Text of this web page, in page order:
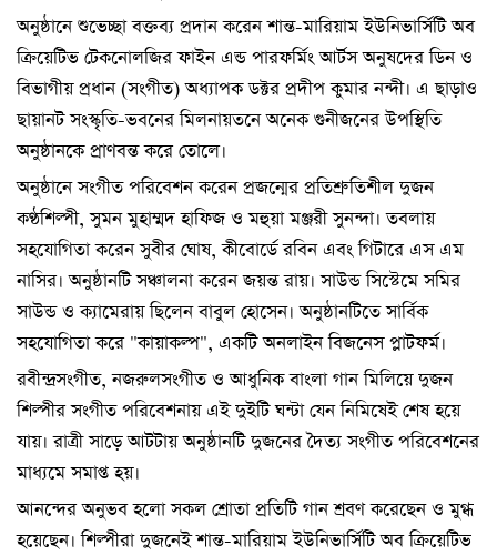
অনুষ্ঠানে শুভেচ্ছা বক্তব্য প্রদান করেন শান্ত-মারিয়াম ইউনিভার্সিটি অব
ক্রিয়েটিভ টেকনোলজির ফাইন এন্ড পারফর্মিং আর্টস অনুষদের ডিন ও
বিভাগীয় প্রধান (সংগীত) অধ্যাপক ডক্টর প্রদীপ কুমার নন্দী। এ ছাড়াও
ছায়ানট সংস্কৃতি-ভবনের মিলনায়তনে অনেক গুনীজনের উপস্থিতি
অনুষ্ঠানকে প্রাণবন্ত করে তোলে।
অনুষ্ঠানে সংগীত পরিবেশন করেন প্রজন্মের প্রতিশ্রুতিশীল দুজন
কণ্ঠশিল্পী, সুমন মুহাম্মদ হাফিজ ও মহুয়া মঞ্জরী সুনন্দা। তবলায়
সহযোগিতা করেন সুবীর ঘোষ, কীবোর্ডে রবিন এবং গিটারে এস এম
নাসির। অনুষ্ঠানটি সঞ্চালনা করেন জয়ন্ত রায়। সাউন্ড সিস্টেমে সমির
সাউন্ড ও ক্যামেরায় ছিলেন বাবুল হোসেন। অনুষ্ঠানটিতে সার্বিক
সহযোগিতা করে "কায়াকল্প", একটি অনলাইন বিজনেস প্লাটফর্ম।
রবীন্দ্রসংগীত, নজরুলসংগীত ও আধুনিক বাংলা গান মিলিয়ে দুজন
শিল্পীর সংগীত পরিবেশনায় এই দুইটি ঘন্টা যেন নিমিষেই শেষ হয়ে
যায়। রাত্রী সাড়ে আটটায় অনুষ্ঠানটি দুজনের দৈত্য সংগীত পরিবেশনের
মাধ্যমে সমাপ্ত হয়।
আনন্দের অনুভব হলো সকল শ্রোতা প্রতিটি গান শ্রবণ করেছেন ও মুগ্ধ
হয়েছেন। শিল্পীরা দুজনেই শান্ত-মারিয়াম ইউনিভার্সিটি অব ক্রিয়েটিভ